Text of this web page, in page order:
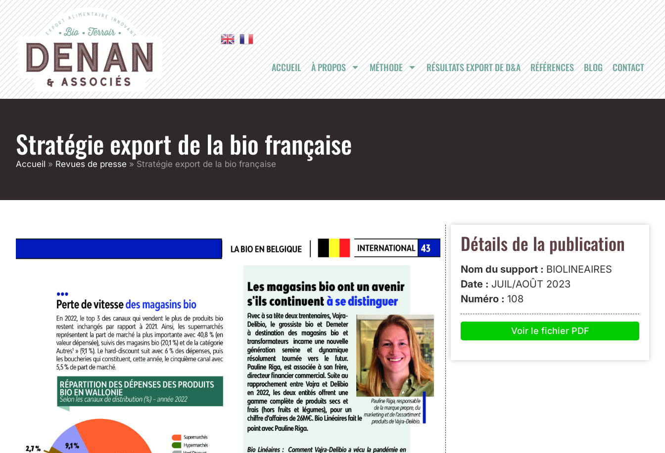
ACCUEIL À PROPOS MÉTHODE RÉSULTATS EXPORT DE D&A RÉFÉRENCES BLOG CONTACT
Stratégie export de la bio française
Accueil » Revues de presse » Stratégie export de la bio française
Détails de la publication
Nom du support : BIOLINEAIRES
Date : JUIL/AOÛT 2023
Numéro : 108
Voir le fichier PDF